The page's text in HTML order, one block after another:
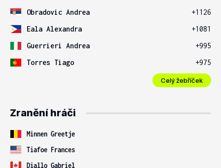
Obradovic Andrea
+1126
Eala Alexandra
+1081
Guerrieri Andrea
+995
Torres Tiago
+975
Celý žebříček
Zranění hráči
Minnen Greetje
Tiafoe Frances
Diallo Gabriel